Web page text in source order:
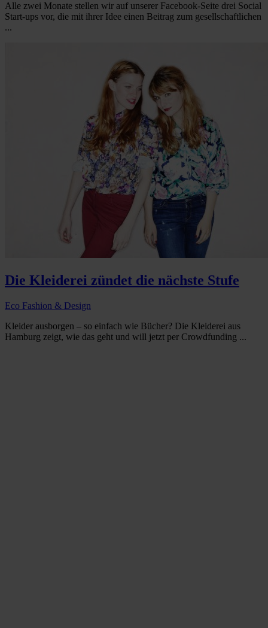
Alle zwei Monate stellen wir auf unserer Facebook-Seite drei Social
Start-ups vor, die mit ihrer Idee einen Beitrag zum gesellschaftlichen
...
Die Kleiderei zündet die nächste Stufe
Eco Fashion & Design
Kleider ausborgen – so einfach wie Bücher? Die Kleiderei aus
Hamburg zeigt, wie das geht und will jetzt per Crowdfunding ...